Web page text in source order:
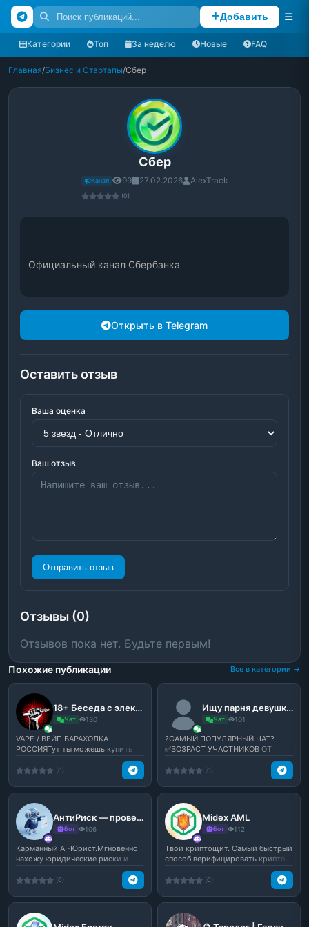
Добавить
Категории Топ За неделю Новые FAQ
Главная/Бизнес и Стартапы/Сбер
Сбер
Канал 99 27.02.2026 AlexTrack
(0)
Официальный канал Сбербанка
Открыть в Telegram
Оставить отзыв
Ваша оценка
Ваш отзыв
Отправить отзыв
Отзывы (0)
Отзывов пока нет. Будьте первым!
Похожие публикации Все в категории →
18+ Беседа с электро-дудками с:
Чат 130
VAPE / ВЕЙП БАРАХОЛКА
РОССИЯТут ты можешь купить
или продать свой любимый вей...
(0)
Ищу парня девушку друзей подруг
Чат 101
?САМЫЙ ПОПУЛЯРНЫЙ ЧАТ?
✅ВОЗРАСТ УЧАСТНИКОВ ОТ
♻️Флуд -... (0)
АнтиРиск — проверка договоров
Бот 106
Карманный AI-Юрист.Мгновенно
нахожу юридические риски и
(0)
Midex AML
Бот 112
Tвой криптощит. Самый быстрый
способ верифицировать крипто
(0)